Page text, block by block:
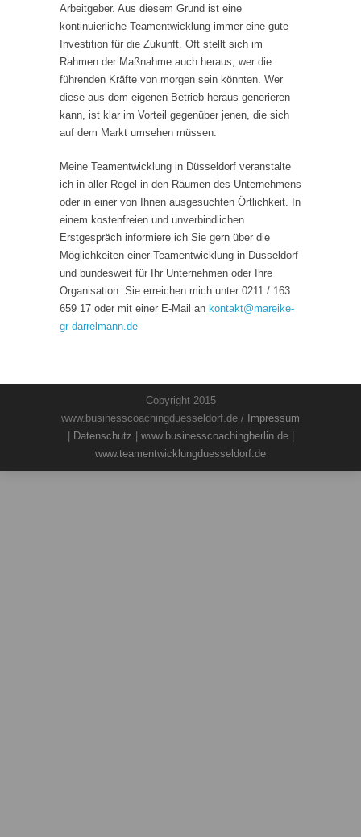
Arbeitgeber. Aus diesem Grund ist eine
kontinuierliche Teamentwicklung immer eine gute
Investition für die Zukunft. Oft stellt sich im
Rahmen der Maßnahme auch heraus, wer die
führenden Kräfte von morgen sein könnten. Wer
diese aus dem eigenen Betrieb heraus generieren
kann, ist klar im Vorteil gegenüber jenen, die sich
auf dem Markt umsehen müssen.
Meine Teamentwicklung in Düsseldorf veranstalte
ich in aller Regel in den Räumen des Unternehmens
oder in einer von Ihnen ausgesuchten Örtlichkeit. In
einem kostenfreien und unverbindlichen
Erstgespräch informiere ich Sie gern über die
Möglichkeiten einer Teamentwicklung in Düsseldorf
und bundesweit für Ihr Unternehmen oder Ihre
Organisation. Sie erreichen mich unter 0211 / 163
659 17 oder mit einer E-Mail an kontakt@mareike-
gr-darrelmann.de
Copyright 2015
www.businesscoachingduesseldorf.de / Impressum
Datenschutz www.businesscoachingberlin.de|
www.teamentwicklungduesseldorf.de